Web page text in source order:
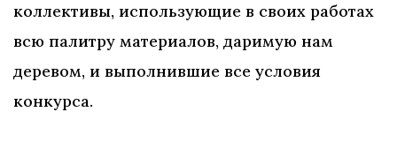
коллективы, использующие в своих работах
всю палитру материалов, даримую нам
деревом, и выполнившие все условия
конкурса.